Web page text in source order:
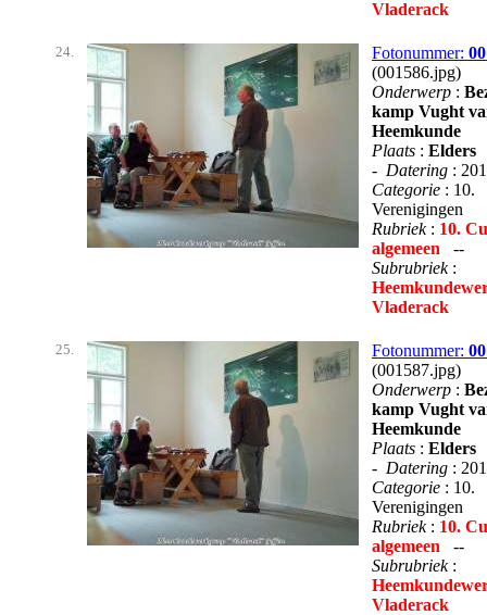
Vladerack
24. Fotonummer:
(001586.jpg)
Onderwerp :
kamp Vught
Heemkunde
Plaats : Elders
- Datering :
Categorie : 10.
Verenigingen
Rubriek : 10.
algemeen --
Subrubriek :
Vladerack
25. Fotonummer:
(001587.jpg)
Onderwerp :
kamp Vught
Heemkunde
Plaats : Elders
- Datering :
Categorie : 10.
Verenigingen
Rubriek : 10.
algemeen --
Subrubriek :
Vladerack